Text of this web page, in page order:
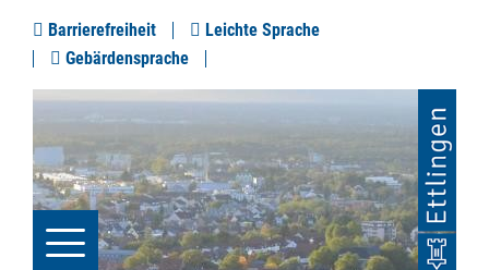
Barrierefreiheit
Leichte Sprache
Gebärdensprache